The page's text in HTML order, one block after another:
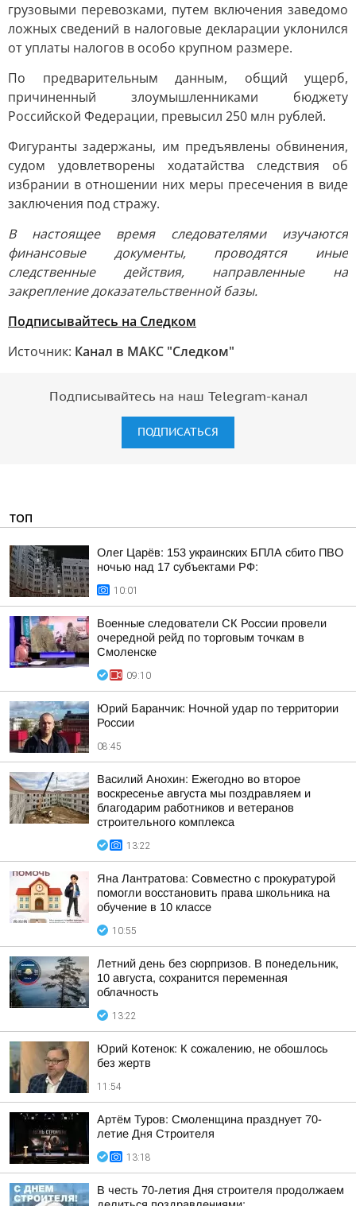
грузовыми перевозками, путем включения заведомо
ложных сведений в налоговые декларации уклонился
от уплаты налогов в особо крупном размере.
По предварительным данным, общий ущерб,
причиненный злоумышленниками бюджету
Российской Федерации, превысил 250 млн рублей.
Фигуранты задержаны, им предъявлены обвинения,
судом удовлетворены ходатайства следствия об
избрании в отношении них меры пресечения в виде
заключения под стражу.
В настоящее время следователями изучаются
финансовые документы, проводятся иные
следственные действия, направленные на
закрепление доказательственной базы.
Подписывайтесь на Следком
Источник: Канал в МАКС "Следком"
Подписывайтесь на наш Telegram-канал
ПОДПИСАТЬСЯ
ТОП
Олег Царёв: 153 украинских БПЛА сбито ПВО
ночью над 17 субъектами РФ:
10:01
Военные следователи СК России провели
очередной рейд по торговым точкам в
Смоленске
09:10
Юрий Баранчик: Ночной удар по территории
России
08:45
Василий Анохин: Ежегодно во второе
воскресенье августа мы поздравляем и
благодарим работников и ветеранов
строительного комплекса
13:22
Яна Лантратова: Совместно с прокуратурой
помогли восстановить права школьника на
обучение в 10 классе
10:55
Летний день без сюрпризов. В понедельник,
10 августа, сохранится переменная
облачность
13:22
Юрий Котенок: К сожалению, не обошлось
без жертв
11:54
Артём Туров: Смоленщина празднует 70-
летие Дня Строителя
13:18
В честь 70-летия Дня строителя продолжаем